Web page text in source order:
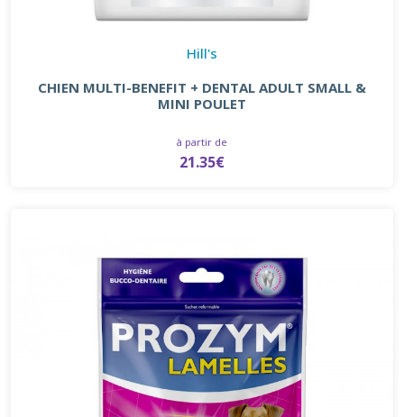
Hill's
CHIEN MULTI-BENEFIT + DENTAL ADULT SMALL &
MINI POULET
à partir de
21.35€